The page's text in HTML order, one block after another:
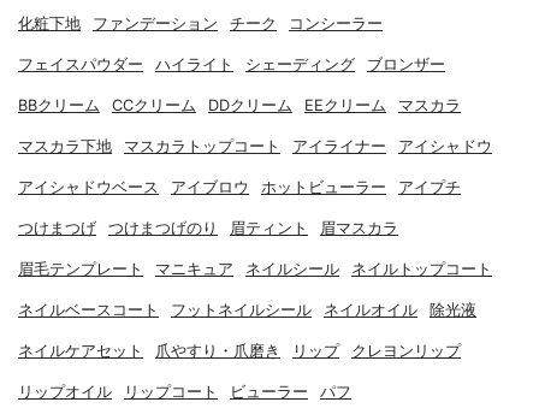
化粧下地 ファンデーション チーク コンシーラー
フェイスパウダー ハイライト シェーディング ブロンザー
BBクリーム CCクリーム DDクリーム EEクリーム マスカラ
マスカラ下地 マスカラトップコート アイライナー アイシャドウ
アイシャドウベース アイブロウ ホットビューラー アイプチ
つけまつげ つけまつげのり 眉ティント 眉マスカラ
眉毛テンプレート マニキュア ネイルシール ネイルトップコート
ネイルベースコート フットネイルシール ネイルオイル 除光液
ネイルケアセット 爪やすり・爪磨き リップ クレヨンリップ
リップオイル リップコート ビューラー パフ